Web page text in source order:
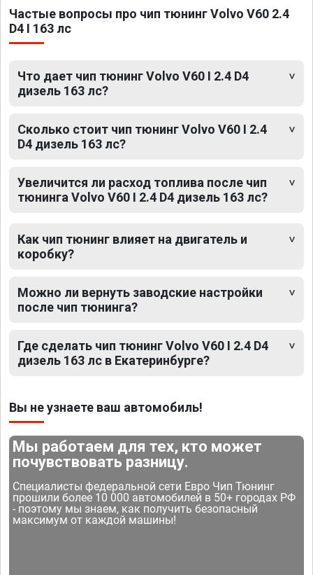
Частые вопросы про чип тюнинг Volvo V60 2.4
D4 I 163 лс
Что дает чип тюнинг Volvo V60 I 2.4 D4
дизель 163 лс?
Сколько стоит чип тюнинг Volvo V60 I 2.4
D4 дизель 163 лс?
Увеличится ли расход топлива после чип
тюнинга Volvo V60 I 2.4 D4 дизель 163 лс?
Как чип тюнинг влияет на двигатель и
коробку?
Можно ли вернуть заводские настройки
после чип тюнинга?
Где сделать чип тюнинг Volvo V60 I 2.4 D4
дизель 163 лс в Екатеринбурге?
Вы не узнаете ваш автомобиль!
Мы работаем для тех, кто может
почувствовать разницу.
Специалисты федеральной сети Евро Чип Тюнинг
прошили более 10 000 автомобилей в 50+ городах РФ
- поэтому мы знаем, как получить безопасный
максимум от каждой машины!